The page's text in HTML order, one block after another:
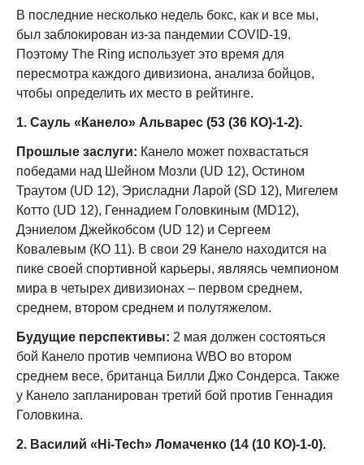
В последние несколько недель бокс, как и все мы,
был заблокирован из-за пандемии COVID-19.
Поэтому The Ring использует это время для
пересмотра каждого дивизиона, анализа бойцов,
чтобы определить их место в рейтинге.
1. Сауль «Канело» Альварес (53 (36 КО)-1-2).
Прошлые заслуги: Канело может похвастаться
победами над Шейном Мозли (UD 12), Остином
Траутом (UD 12), Эрисладни Ларой (SD 12), Мигелем
Котто (UD 12), Геннадием Головкиным (MD12),
Дэниелом Джейкобсом (UD 12) и Сергеем
Ковалевым (КО 11). В свои 29 Канело находится на
пике своей спортивной карьеры, являясь чемпионом
мира в четырех дивизионах – первом среднем,
среднем, втором среднем и полутяжелом.
Будущие перспективы: 2 мая должен состояться
бой Канело против чемпиона WBO во втором
среднем весе, британца Билли Джо Сондерса. Также
у Канело запланирован третий бой против Геннадия
Головкина.
2. Василий « Hi-Tech» Ломаченко (14 (10 КО)-1-0).